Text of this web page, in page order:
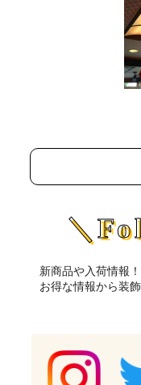
＼
新商品や入荷情報
お得な情報から装